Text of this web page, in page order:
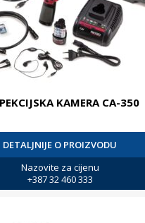
KAMERA CA-350
DETALJNIJE O PROIZVODU
Nazovite za cijenu
+387 32 460 333